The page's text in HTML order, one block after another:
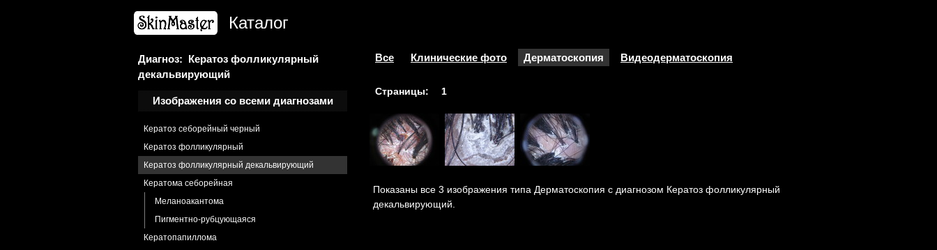
Каталог
Диагноз: Кератоз фолликулярный
декальвирующий
Изображения со всеми диагнозами
Кандидоз хронический
Кенена опухоль
Кератодермия точечная
Кератоз актинический
Кератоз себорейный
Кератоз себорейный черный
Кератоз фолликулярный
Кератоз фолликулярный декальвирующий
Кератома себорейная
Меланоакантома
Пигментно-рубцующаяся
Кератопапиллома
Все Клинические фото Дерматоскопия Видеодерматоскопия
Страницы: 1
Показаны все 3 изображения типа Дерматоскопия с диагнозом Кератоз фолликулярный
декальвирующий.